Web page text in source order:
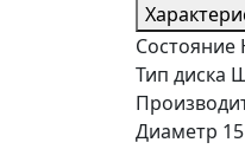
Состояние
Тип диска
Диаметр 15